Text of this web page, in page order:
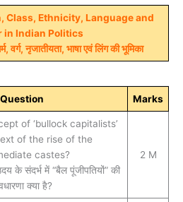
Class, Ethnicity, Language and
in Indian Politics
वर्ग, नृजातीयता, भाषा एवं लिंग की भूमिका
Question Marks
of ‘bullock capitalists’
of the rise of the
castes?
के संदर्भ में “बैल पूंजीपतियों” की
क्या है?
2 M